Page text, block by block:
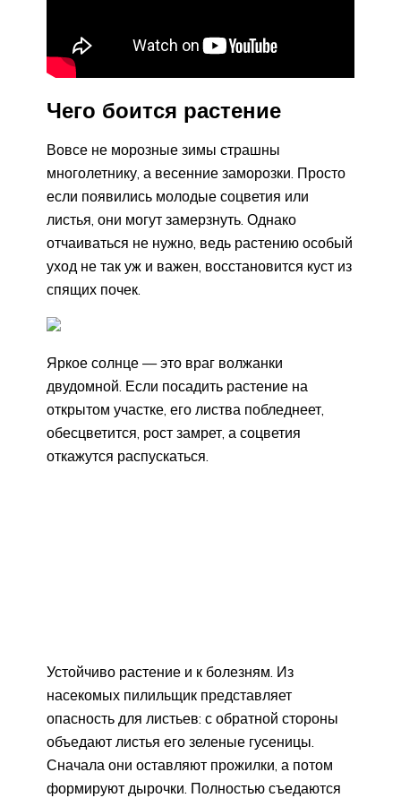
Чего боится растение
Вовсе не морозные зимы страшны
многолетнику, а весенние заморозки. Просто
если появились молодые соцветия или
листья, они могут замерзнуть. Однако
отчаиваться не нужно, ведь растению особый
уход не так уж и важен, восстановится куст из
спящих почек.
Яркое солнце — это враг волжанки
двудомной. Если посадить растение на
открытом участке, его листва побледнеет,
обесцветится, рост замрет, а соцветия
откажутся распускаться.
Устойчиво растение и к болезням. Из
насекомых пилильщик представляет
опасность для листьев: с обратной стороны
объедают листья его зеленые гусеницы.
Сначала они оставляют прожилки, а потом
формируют дырочки. Полностью съедаются